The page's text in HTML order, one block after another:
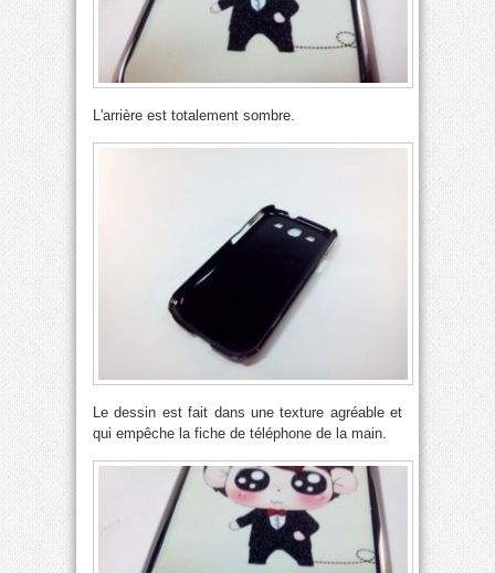
L'arrière est totalement sombre.
Le dessin est fait dans une texture agréable et
qui empêche la fiche de téléphone de la main.